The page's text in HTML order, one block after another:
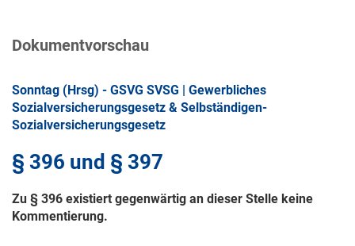
Dokumentvorschau
Sonntag (Hrsg) - GSVG SVSG | Gewerbliches
Sozialversicherungsgesetz & Selbständigen-
Sozialversicherungsgesetz
§ 396 und § 397
Zu § 396 existiert gegenwärtig an dieser Stelle keine
Kommentierung.